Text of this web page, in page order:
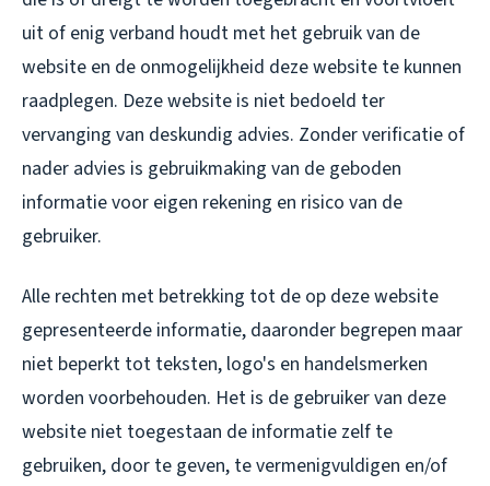
uit of enig verband houdt met het gebruik van de
website en de onmogelijkheid deze website te kunnen
raadplegen. Deze website is niet bedoeld ter
vervanging van deskundig advies. Zonder verificatie of
nader advies is gebruikmaking van de geboden
informatie voor eigen rekening en risico van de
gebruiker.
Alle rechten met betrekking tot de op deze website
gepresenteerde informatie, daaronder begrepen maar
niet beperkt tot teksten, logo's en handelsmerken
worden voorbehouden. Het is de gebruiker van deze
website niet toegestaan de informatie zelf te
gebruiken, door te geven, te vermenigvuldigen en/of